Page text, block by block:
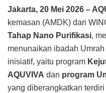
Jakarta, 20 Mei 2026 –
kemasan (AMDK) dari
Tahap Nano Purifikasi,
menunaikan ibadah
inisiatif, yaitu program
AQUVIVA dan program
yang diberangkatkan terdiri